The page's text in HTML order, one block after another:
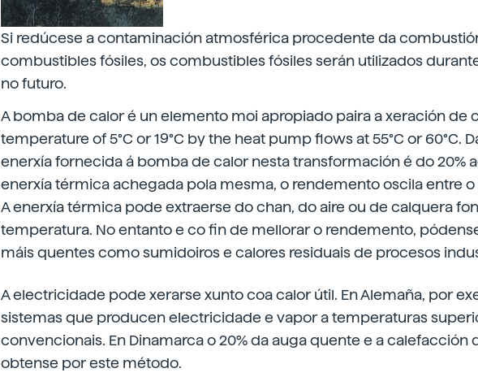
Si redúcese a contaminación atmosférica procedente da
combustibles fósiles, os combustibles fósiles serán utilizados
no futuro.
A bomba de calor é un elemento moi apropiado paira a xeración de
temperature of 5°C or 19°C by the heat pump flows at 55°C or 60°C.
enerxía fornecida á bomba de calor nesta transformación é do 20%
enerxía térmica achegada pola mesma, o rendemento oscila entre o
A enerxía térmica pode extraerse do chan, do aire ou de calquera
temperatura. No entanto e co fin de mellorar o rendemento,
máis quentes como sumidoiros e calores residuais de procesos
A electricidade pode xerarse xunto coa calor útil. En Alemaña, por
sistemas que producen electricidade e vapor a temperaturas
convencionais. En Dinamarca o 20% da auga quente e a calefacción
obtense por este método.